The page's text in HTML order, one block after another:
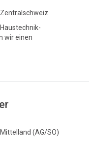
Zentralschweiz
wir einen
(AG/SO)